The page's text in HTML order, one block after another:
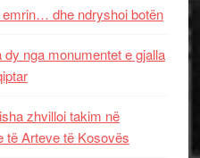
dhe ndryshoi botën
nga monumentet e gjalla
zhvilloi takim në
të Arteve të Kosovës